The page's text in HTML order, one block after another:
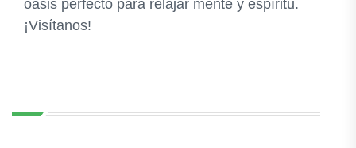
oasis perfecto para relajar mente y espíritu.
¡Visítanos!